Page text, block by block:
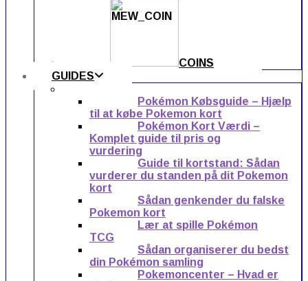
COINS
GUIDES
Pokémon Købsguide – Hjælp
til at købe Pokemon kort
Pokémon Kort Værdi –
Komplet guide til pris og
vurdering
Guide til kortstand: Sådan
vurderer du standen på dit Pokemon
kort
Sådan genkender du falske
Pokemon kort
Lær at spille Pokémon
TCG
Sådan organiserer du bedst
din Pokémon samling
Pokemoncenter – Hvad er